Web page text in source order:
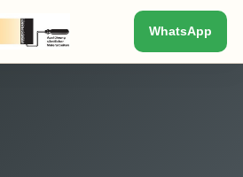
WhatsApp